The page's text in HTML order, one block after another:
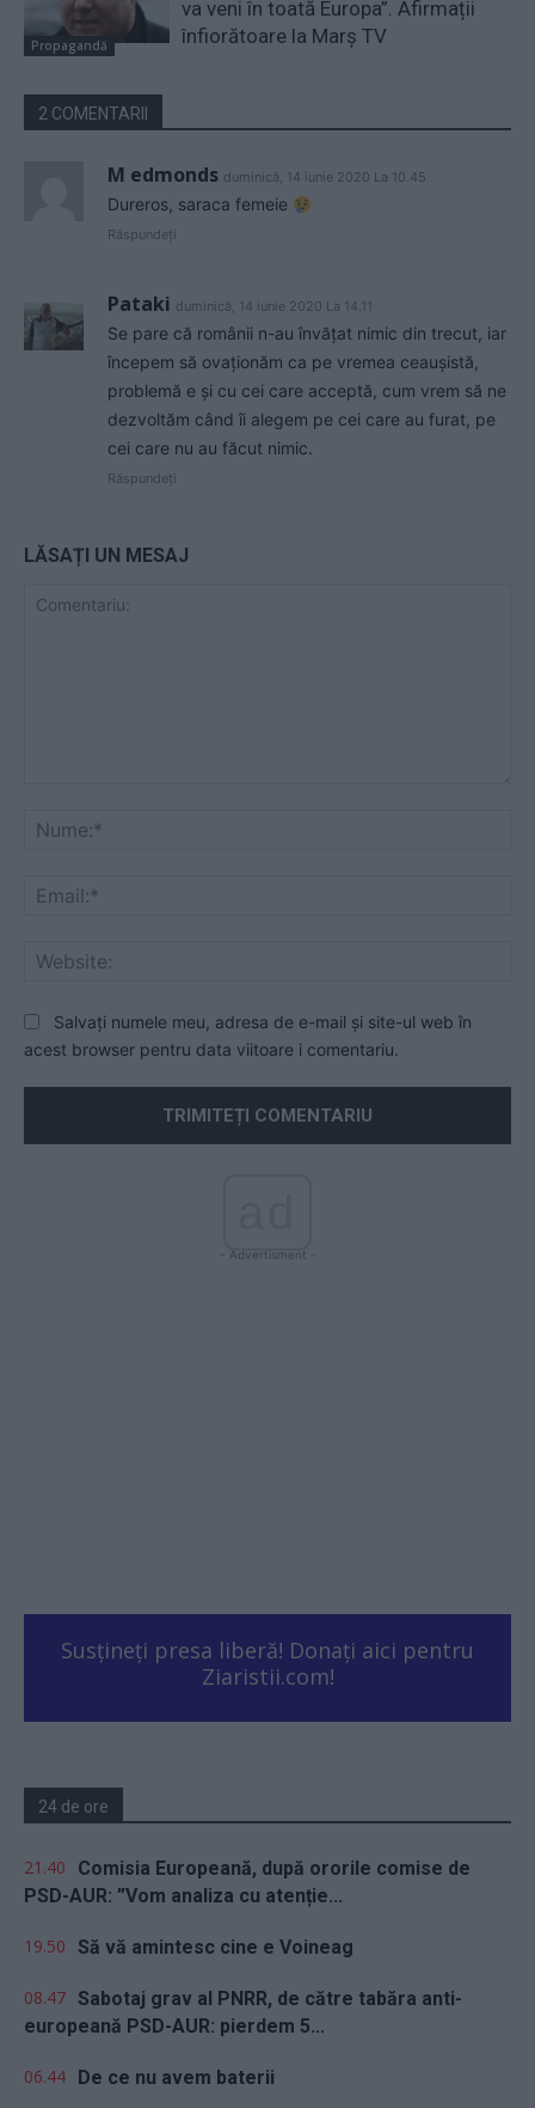
Propagandă
va veni în toată Europa”. Afirmații
înfiorătoare la Marș TV
2 COMENTARII
M edmonds duminică, 14 iunie 2020 La 10.45
Dureros, saraca femeie
Răspundeți
Pataki duminică, 14 iunie 2020 La 14.11
Se pare că românii n-au învățat nimic din trecut, iar
începem să ovaționăm ca pe vremea ceaușistă,
problemă e și cu cei care acceptă, cum vrem să ne
dezvoltăm când îi alegem pe cei care au furat, pe
cei care nu au făcut nimic.
Răspundeți
LĂSAȚI UN MESAJ
Salvați numele meu, adresa de e-mail și site-ul web în
acest browser pentru data viitoare i comentariu.
- Advertisment -
Susțineți presa liberă! Donați aici pentru
Ziaristii.com!
24 de ore
21.40
Comisia Europeană, după ororile comise de
PSD-AUR: ”Vom analiza cu atenție...
19.50 Să vă amintesc cine e Voineag
08.47 Sabotaj grav al PNRR, de către tabăra anti-
europeană PSD-AUR: pierdem 5...
06.44 De ce nu avem baterii